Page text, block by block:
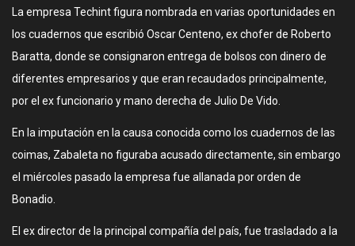
La empresa Techint figura nombrada en varias oportunidades en
los cuadernos que escribió Oscar Centeno, ex chofer de Roberto
Baratta, donde se consignaron entrega de bolsos con dinero de
diferentes empresarios y que eran recaudados principalmente,
por el ex funcionario y mano derecha de Julio De Vido.
En la imputación en la causa conocida como los cuadernos de las
coimas, Zabaleta no figuraba acusado directamente, sin embargo
el miércoles pasado la empresa fue allanada por orden de
Bonadio.
El ex director de la principal compañía del país, fue trasladado a la